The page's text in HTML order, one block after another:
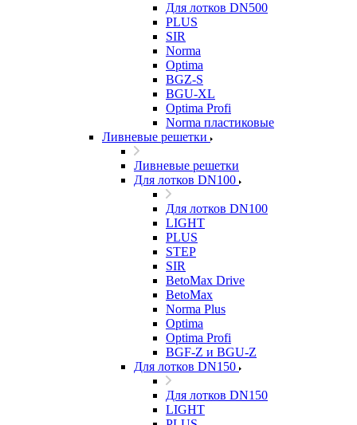
Для лотков DN500
PLUS
SIR
Norma
Optima
BGZ-S
BGU-XL
Optima Profi
Norma пластиковые
Ливневые решетки
Ливневые решетки
Для лотков DN100
Для лотков DN100
LIGHT
PLUS
STEP
SIR
BetoMax Drive
BetoMax
Norma Plus
Optima
Optima Profi
BGF-Z и BGU-Z
Для лотков DN150
Для лотков DN150
LIGHT